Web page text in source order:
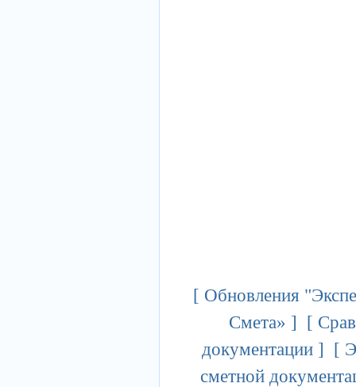
[ Обновления
Смета» ] [
документации] [
сметной